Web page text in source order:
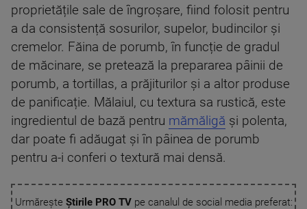
proprietățile sale de îngroșare, fiind folosit pentru
a da consistență sosurilor, supelor, budincilor și
cremelor. Făina de porumb, în funcție de gradul
de măcinare, se pretează la prepararea pâinii de
porumb, a tortillas, a prăjiturilor și a altor produse
de panificație. Mălaiul, cu textura sa rustică, este
ingredientul de bază pentru mămăligă și polenta,
dar poate fi adăugat și în pâinea de porumb
pentru a-i conferi o textură mai densă.
Urmărește Știrile PRO TVpe canalul de social media preferat: